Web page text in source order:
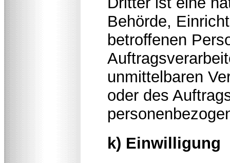
Behörde,
betroffenen
unmittelbaren
oder des
k) Einwilligung